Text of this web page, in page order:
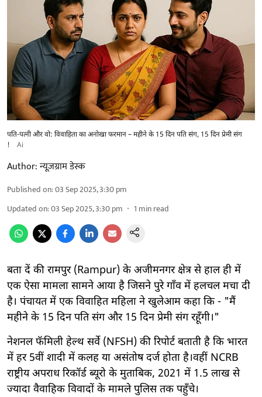
पति-पत्नी और वो: विवाहिता का अनोखा फरमान – महीने के 15 दिन पति संग, 15 दिन प्रेमी संग
!
Ai
Author:न्यूज़ग्राम डेस्क
Published on:03 Sep 2025, 3:30 pm
Updated on:03 Sep 2025, 3:30 pm 1 min read
बता दें की रामपुर (Rampur) के अजीमनगर क्षेत्र से हाल ही में
एक ऐसा मामला सामने आया है जिसने पुरे गाँव में हलचल मचा दी
है। पंचायत में एक विवाहित महिला ने खुलेआम कहा कि - "मैं
महीने के 15 दिन पति संग और 15 दिन प्रेमी संग रहूँगी।"
नेशनल फॅमिली हेल्थ सर्वे (NFSH) की रिपोर्ट बताती है कि भारत
में हर 5वीं शादी में कलह या असंतोष दर्ज होता है।वहीं NCRB
राष्ट्रीय अपराध रिकॉर्ड ब्यूरो के मुताबिक, 2021 में 1.5 लाख से
ज्यादा वैवाहिक विवादों के मामले पुलिस तक पहुँचे।